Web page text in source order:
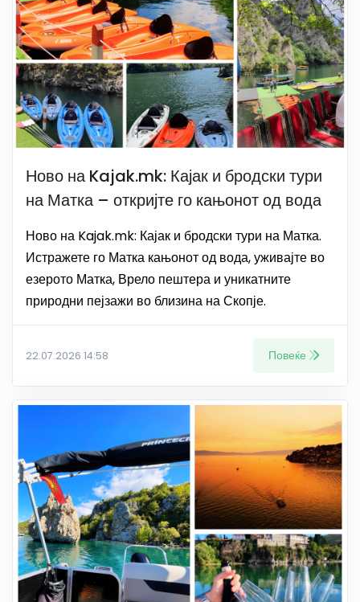
Ново на Kajak.mk: Кајак и бродски тури
на Матка – откријте го кањонот од вода
Ново на Kajak.mk: Кајак и бродски тури на Матка.
Истражете го Матка кањонот од вода, уживајте во
езерото Матка, Врело пештера и уникатните
природни пејзажи во близина на Скопје.
22.07.2026 14:58 Повеќе